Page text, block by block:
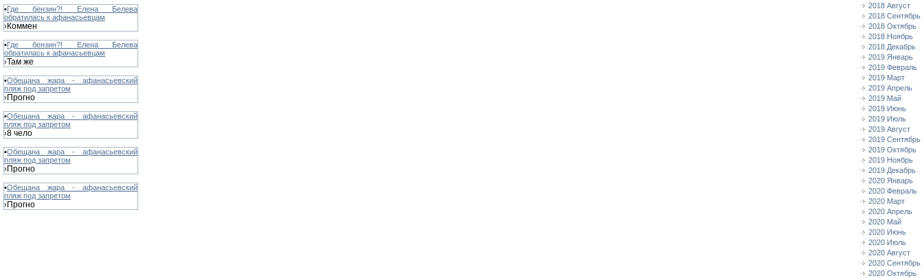
•Где бензин?! Елена Белева
обратилась к афанасьевцам
›Коммен
•Где бензин?! Елена Белева
обратилась к афанасьевцам
›Там же
•Обещана жара - афанасьевский
пляж под запретом
›Прогно
•Обещана жара - афанасьевский
пляж под запретом
›8 чело
•Обещана жара - афанасьевский
пляж под запретом
›Прогно
•Обещана жара - афанасьевский
пляж под запретом
›Прогно
2018 Август
2018 Сентябрь
2018 Октябрь
2018 Ноябрь
2018 Декабрь
2019 Январь
2019 Февраль
2019 Март
2019 Апрель
2019 Май
2019 Июнь
2019 Июль
2019 Август
2019 Сентябрь
2019 Октябрь
2019 Ноябрь
2019 Декабрь
2020 Январь
2020 Февраль
2020 Март
2020 Апрель
2020 Май
2020 Июнь
2020 Июль
2020 Август
2020 Сентябрь
2020 Октябрь